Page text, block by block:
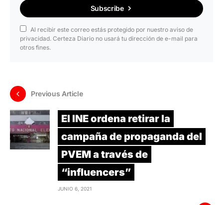
Subscribe
Al recibir este correo estás protegido por nuestro aviso de
privacidad. Certeza Diario no usará tu dirección de e-mail para
otros fines.
Previous Article
El INE ordena retirar la
campaña de propaganda del
PVEM a través de
“influencers”
JUNIO 6, 2021